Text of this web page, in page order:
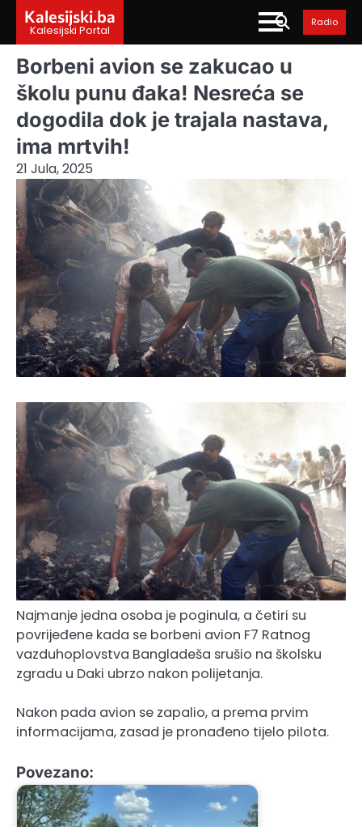
content
Kalesijski.ba
Kalesijski Portal
Radio
Borbeni avion se zakucao u
školu punu đaka! Nesreća se
dogodila dok je trajala nastava,
ima mrtvih!
21 Jula, 2025
Najmanje jedna osoba je poginula, a četiri su
povrijeđene kada se borbeni avion F7 Ratnog
vazduhoplovstva Bangladeša srušio na školsku
zgradu u Daki ubrzo nakon polijetanja.
Nakon pada avion se zapalio, a prema prvim
informacijama, zasad je pronađeno tijelo pilota.
Povezano: